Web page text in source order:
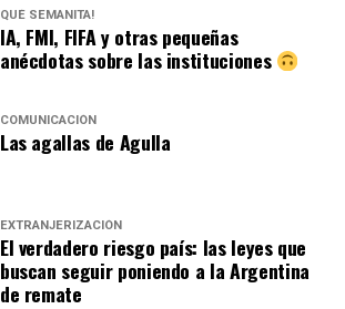
QUÉ SEMANITA!
IA, FMI, FIFA y otras pequeñas
anécdotas sobre las instituciones
COMUNICACIÓN
Las agallas de Agulla
EXTRANJERIZACIÓN
El verdadero riesgo país: las leyes que
buscan seguir poniendo a la Argentina
de remate